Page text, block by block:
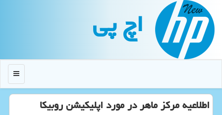
اچ پی
منو
اطلاعیه مركز ماهر در مورد اپلیكیشن روبیكا